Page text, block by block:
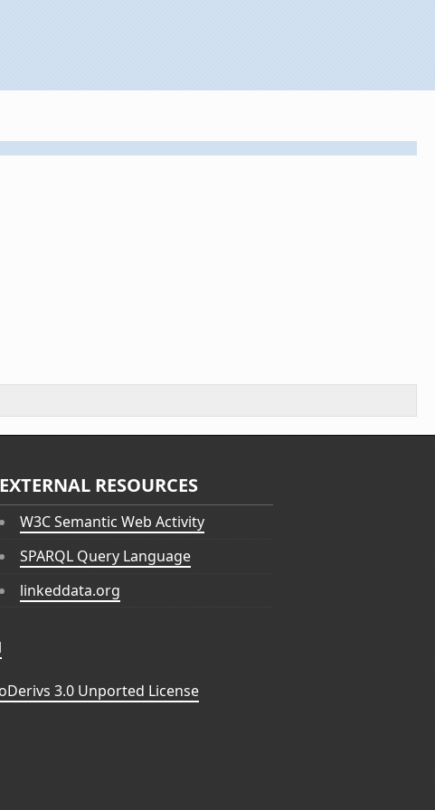
EXTERNAL RESOURCES
W3C Semantic Web Activity
SPARQL Query Language
linkeddata.org
3.0 Unported License